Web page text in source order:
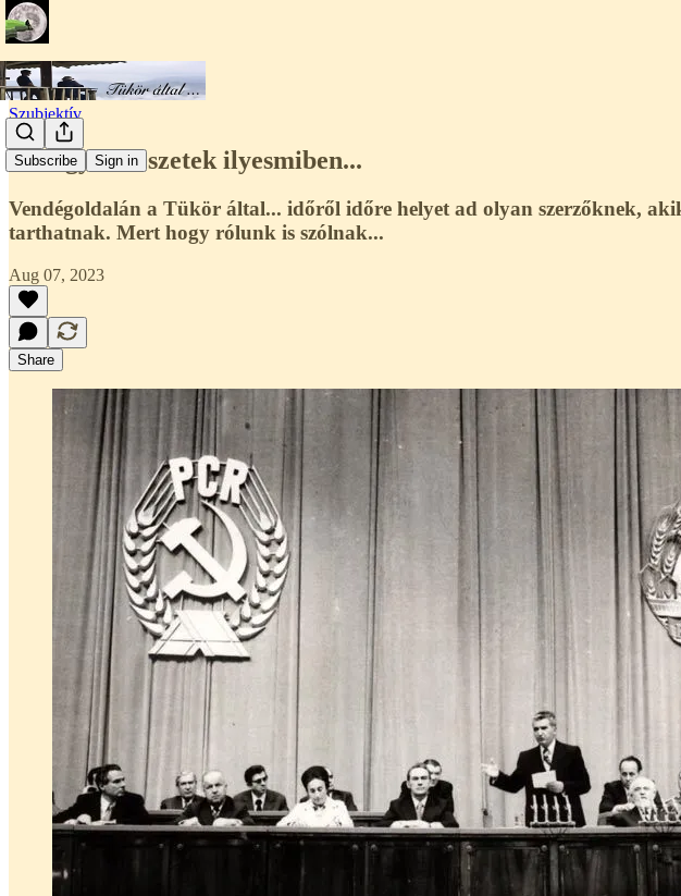
Subscribe Sign in
Szubjektív
Ne legyen részetek ilyesmiben...
Vendégoldalán a Tükör által... időről időre helyet ad olyan szerzőknek,
tarthatnak. Mert hogy rólunk is szólnak...
Aug 07, 2023
Share